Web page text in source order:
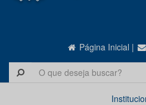
Página Inicial |